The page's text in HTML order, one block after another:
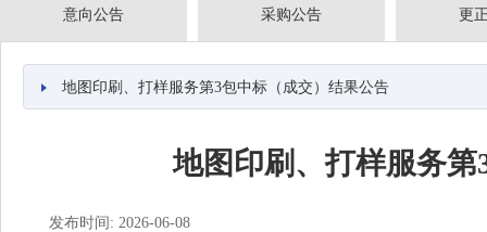
意向公告 采购公告 更
地图印刷、打样服务第3包中标（成交）结果公告
地图印刷、打样服务
发布时间: 2026-06-08